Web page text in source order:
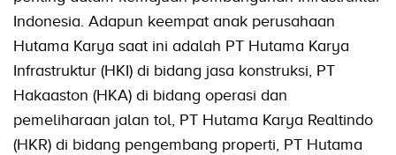
Indonesia. Adapun keempat anak perusahaan
Hutama Karya saat ini adalah PT Hutama Karya
Infrastruktur (HKI) di bidang jasa konstruksi, PT
Hakaaston (HKA) di bidang operasi dan
pemeliharaan jalan tol, PT Hutama Karya Realtindo
(HKR) di bidang pengembang properti, PT Hutama